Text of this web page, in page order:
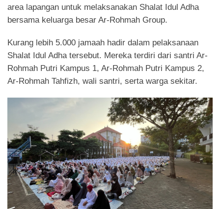
area lapangan untuk melaksanakan Shalat Idul Adha
bersama keluarga besar Ar-Rohmah Group.
Kurang lebih 5.000 jamaah hadir dalam pelaksanaan
Shalat Idul Adha tersebut. Mereka terdiri dari santri Ar-
Rohmah Putri Kampus 1, Ar-Rohmah Putri Kampus 2,
Ar-Rohmah Tahfizh, wali santri, serta warga sekitar.